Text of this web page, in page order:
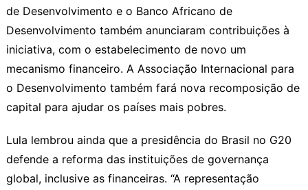
de Desenvolvimento e o Banco Africano de
Desenvolvimento também anunciaram contribuições à
iniciativa, com o estabelecimento de novo um
mecanismo financeiro. A Associação Internacional para
o Desenvolvimento também fará nova recomposição de
capital para ajudar os países mais pobres.
Lula lembrou ainda que a presidência do Brasil no G20
defende a reforma das instituições de governança
global, inclusive as financeiras. “A representação